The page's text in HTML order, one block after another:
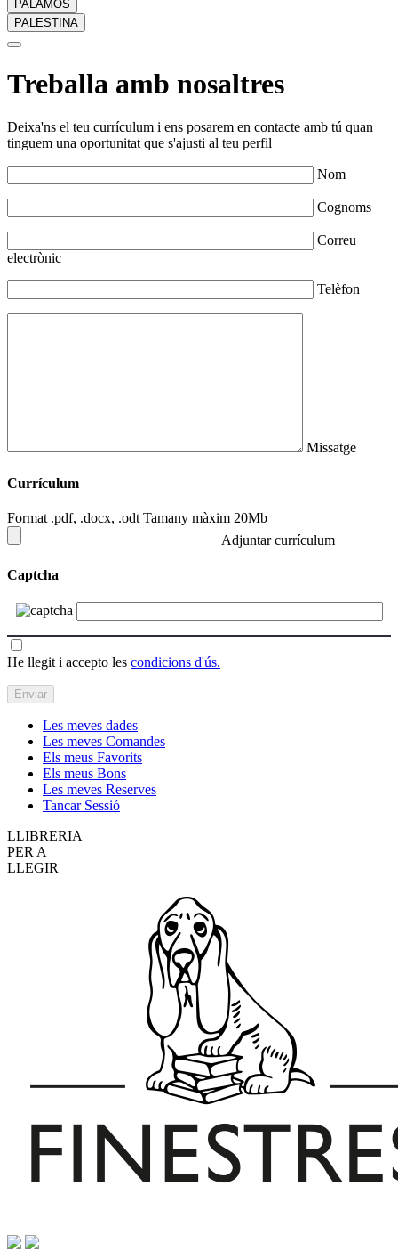
PALAMÓS
PALESTINA
Treballa amb nosaltres
Deixa'ns el teu currículum i ens posarem en contacte amb tú quan
tinguem una oportunitat que s'ajusti al teu perfil
Nom
Cognoms
Correu
electrònic
Telèfon
Missatge
Currículum
Format .pdf, .docx, .odt Tamany màxim 20Mb
Adjuntar currículum
Captcha
He llegit i accepto les condicions d'ús.
Les meves dades
Les meves Comandes
Els meus Favorits
Els meus Bons
Les meves Reserves
Tancar Sessió
LLIBRERIA
PER A
LLEGIR